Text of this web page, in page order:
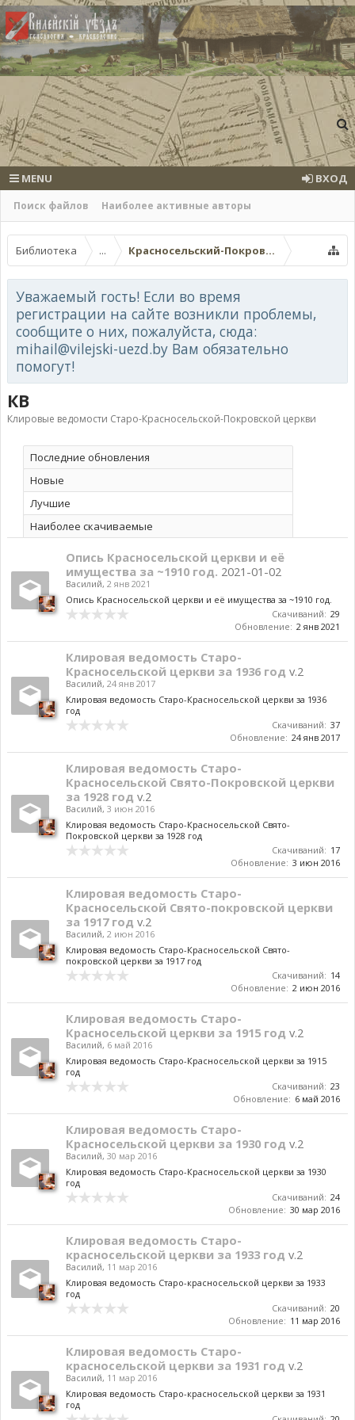
Поиск файлов Наиболее активные авторы
MENU ВХОД
Библиотека ... Красносельский-Покровский (Старо-
Уважаемый гость! Если во время
регистрации на сайте возникли проблемы,
сообщите о них, пожалуйста, сюда:
mihail@vilejski-uezd.by Вам обязательно
помогут!
КВ
Клировые ведомости Старо-Красносельской-Покровской церкви
Последние обновления
Новые
Лучшие
Наиболее скачиваемые
Опись Красносельской церкви и её
имущества за ~1910 год. 2021-01-02
Василий, 2 янв 2021
Опись Красносельской церкви и её имущества за ~1910 год.
Скачиваний: 29
Обновление: 2 янв 2021
Клировая ведомость Старо-
Красносельской церкви за 1936 год v.2
Василий, 24 янв 2017
Клировая ведомость Старо-Красносельской церкви за 1936
год
Скачиваний: 37
Обновление: 24 янв 2017
Клировая ведомость Старо-
Красносельской Свято-Покровской церкви
за 1928 год v.2
Василий, 3 июн 2016
Клировая ведомость Старо-Красносельской Свято-
Покровской церкви за 1928 год
Скачиваний: 17
Обновление: 3 июн 2016
Клировая ведомость Старо-
Красносельской Свято-покровской церкви
за 1917 год v.2
Василий, 2 июн 2016
Клировая ведомость Старо-Красносельской Свято-
покровской церкви за 1917 год
Скачиваний: 14
Обновление: 2 июн 2016
Клировая ведомость Старо-
Красносельской церкви за 1915 год v.2
Василий, 6 май 2016
Клировая ведомость Старо-Красносельской церкви за 1915
год
Скачиваний: 23
Обновление: 6 май 2016
Клировая ведомость Старо-
Красносельской церкви за 1930 год v.2
Василий, 30 мар 2016
Клировая ведомость Старо-Красносельской церкви за 1930
год
Скачиваний: 24
Обновление: 30 мар 2016
Клировая ведомость Старо-
красносельской церкви за 1933 год v.2
Василий, 11 мар 2016
Клировая ведомость Старо-красносельской церкви за 1933
год
Скачиваний: 20
Обновление: 11 мар 2016
Клировая ведомость Старо-
красносельской церкви за 1931 год v.2
Василий, 11 мар 2016
Клировая ведомость Старо-красносельской церкви за 1931
год